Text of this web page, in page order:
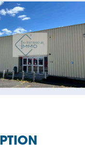
PROGRAMMES
SOCIÉTÉ
ACTUALITÉS